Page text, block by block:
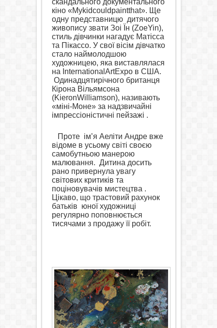
кіно «Mykidcouldpaintthat». Ще
одну представницю дитячого
живопису звати Зоі Їн (ZoeYin),
стиль дівчинки нагадує Матісса
та Пікассо. У свої вісім дівчатко
стало наймолодшою
художницею, яка виставлялася
на International ArtExpoв США.
Одинадцятирічного британця
Кірона Вільямсона
(KieronWilliamson), називають
«міні-Моне» за надзвичайні
імпрессіоністичні пейзажі .
Проте ім’я Аеліти Андре вже
відоме в усьому світі своєю
самобутньою манерою
малювання. Дитина досить
рано привернула увагу
світових критиків та
поціновувачів мистецтва .
Цікаво, що трастовий рахунок
батьків юної художниці
регулярно поповнюється
тисячами з продажу її робіт.